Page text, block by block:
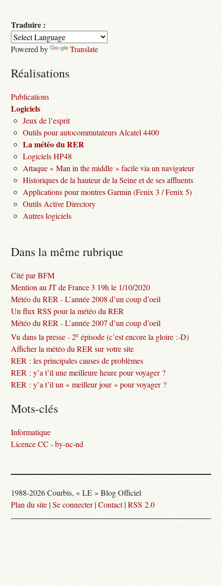
Traduire :
Powered by Translate
Réalisations
Publications
Logiciels
Jeux de l’esprit
Outils pour autocommutateurs Alcatel 4400
La météo du RER
Logiciels HP48
Attaque « Man in the middle » facile via un navigateur
Historiques de la hauteur de la Seine et de ses affluents
Applications pour montres Garmin (Fenix 3 / Fenix 5)
Outils Active Directory
Autres logiciels
Dans la même rubrique
Cité par BFM
Mention au JT de France 3 19h le 1/10/2020
Météo du RER - L’année 2008 d’un coup d’oeil
Un flux RSS pour la météo du RER
Météo du RER - L’année 2007 d’un coup d’oeil
Vu dans la presse - 2e épisode (c’est encore la gloire :-D)
Afficher la météo du RER sur votre site
RER : les principales causes de problèmes
RER : y’a t’il une meilleure heure pour voyager ?
RER : y’a t’il un « meilleur jour » pour voyager ?
Mots-clés
Informatique
Licence CC - by-nc-nd
1988-2026 Courbis, « LE » Blog Officiel
Plan du site |Se connecter|Contact|RSS 2.0